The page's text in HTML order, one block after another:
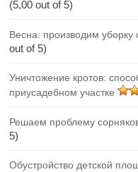
(5,00 out of 5)
Весна: производим уборку
out of 5)
Уничтожение кротов:
приусадебном участке
Решаем проблему
5)
Обустройство детской